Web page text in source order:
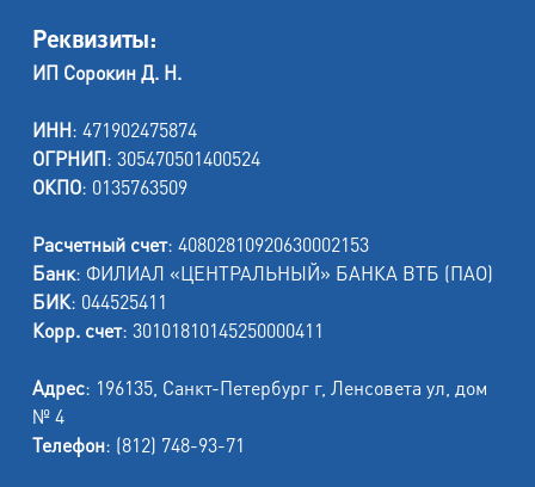
Реквизиты:
ИП Сорокин Д. Н.
ИНН: 471902475874
ОГРНИП: 305470501400524
ОКПО: 0135763509
Расчетный счет: 40802810920630002153
Банк: ФИЛИАЛ «ЦЕНТРАЛЬНЫЙ» БАНКА ВТБ (ПАО)
БИК: 044525411
Корр. счет: 30101810145250000411
Адрес: 196135, Санкт-Петербург г, Ленсовета ул, дом
№ 4
Телефон: (812) 748-93-71